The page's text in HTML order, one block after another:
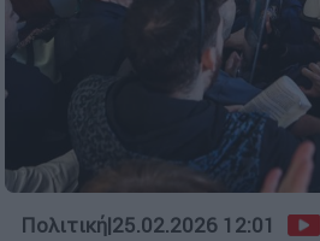
Πολιτική|25.02.2026 12:01